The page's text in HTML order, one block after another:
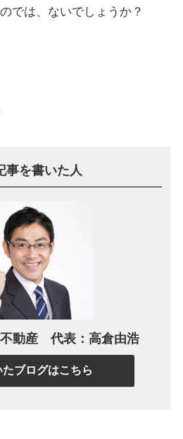
では、ないでしょうか？
事を書いた人
不動産 代表：高倉由浩
ブログはこちら